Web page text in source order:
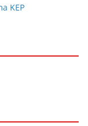
KEP